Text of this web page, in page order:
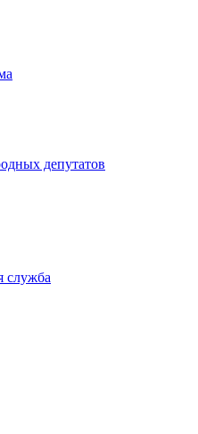
депутатов
служба